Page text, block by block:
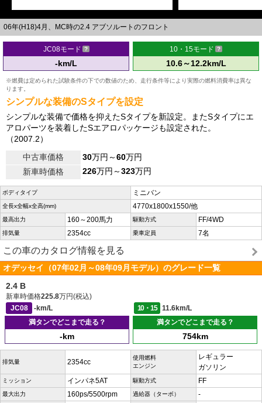
06年(H18)4月、MC時の2.4 アブソルートのフロント
JC08モード
-km/L
10・15モード
10.6～12.2km/L
※燃費は定められた試験条件の下での数値のため、走行条件等により実際の燃料消費率は異な
ります。
シンプルな装備のSタイプを設定
シンプルな装備で価格を抑えたSタイプを新設定。またSタイプにエ
アロパーツを装着したSエアロパッケージも設定された。
（2007.2）
中古車価格
30万円～60万円
新車時価格
226万円～323万円
ボディタイプ ミニバン
全長x全幅x全高(mm) 4770x1800x1550/他
最高出力 160～200馬力 駆動方式 FF/4WD
排気量 2354cc 乗車定員 7名
この車のカタログ情報を見る
オデッセイ（07年02月～08年09月モデル）のグレード一覧
2.4 B
新車時価格225.8万円(税込)
JC08
-km/L 10・15
11.6km/L
満タンでどこまで走る？
-km
満タンでどこまで走る？
754km
排気量 2354cc
使用燃料
エンジン
レギュラー
ガソリン
ミッション インパネ5AT 駆動方式 FF
最大出力 160ps/5500rpm 過給器（ターボ） -